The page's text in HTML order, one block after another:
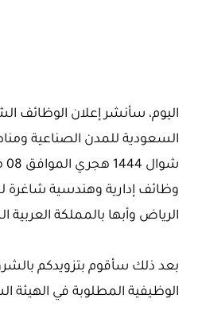
اليوم، سأنشر إعلان الوظائف
وظائف إدارية وهندسية شاغرة
الرياض وأبها بالمملكة العربية
بعد ذلك سأقوم بتزويدكم
الوظيفية المطلوبة في الهيئة